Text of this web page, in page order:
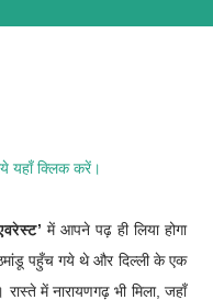
यहाँ क्लिक करें।
’ में आपने पढ़ ही लिया होगा
पहुँच गये थे और दिल्ली के एक
में नारायणगढ़ भी मिला, जहाँ